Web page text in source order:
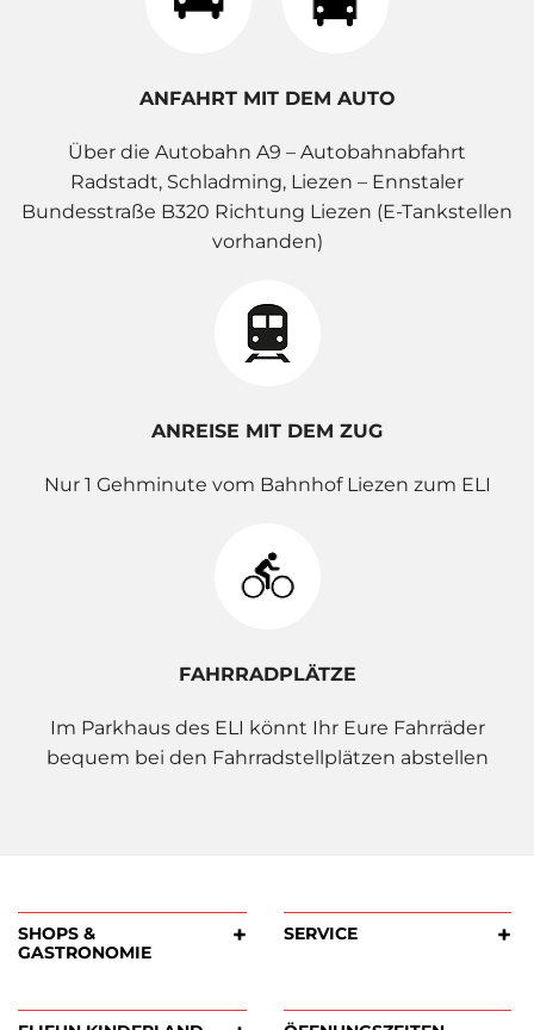
ANFAHRT MIT DEM AUTO
Über die Autobahn A9 – Autobahnabfahrt
Radstadt, Schladming, Liezen – Ennstaler
Bundesstraße B320 Richtung Liezen (E-Tankstellen
vorhanden)
ANREISE MIT DEM ZUG
Nur 1 Gehminute vom Bahnhof Liezen zum ELI
FAHRRADPLÄTZE
Im Parkhaus des ELI könnt Ihr Eure Fahrräder
bequem bei den Fahrradstellplätzen abstellen